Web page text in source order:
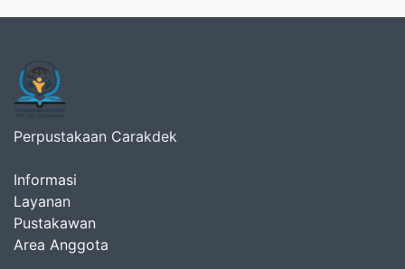
Perpustakaan Carakdek
Informasi
Layanan
Pustakawan
Area Anggota